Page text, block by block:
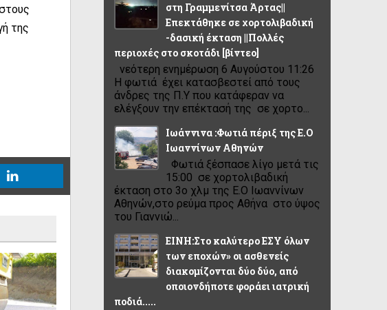
της
στη Γραμμενίτσα Άρτας||
Επεκτάθηκε σε χορτολιβαδική
-δασική έκταση ||Πολλές
περιοχές στο σκοτάδι [βίντεο]
νεότερη ενημέρωση 6 Αυγούστου 11:26
Η φωτιά έχει κατασβεστεί από τους
άνδρες της Π.Υ που κατάφεραν να
ελέγξουν την επέκτασή της σε χορτο...
Ιωάννινα :Φωτιά πέριξ της Ε.Ο
Ιωαννίνων Αθηνών
Φωτιά ξέσπασε λίγο μετά τις
15:00 σε χορτολιβαδική
έκταση στο 3ο χλμ της Ε.Ο Ιωαννίνων
Αθηνών,στο ρεύμα προς Αθήνα στο ύψος
του Γιαννιώ...
ΕΙΝΗ:Στο καλύτερο ΕΣΥ όλων
των εποχών» οι ασθενείς
διακομίζονται δύο δύο, από
οποιονδήποτε φοράει ιατρική
ποδιά.....